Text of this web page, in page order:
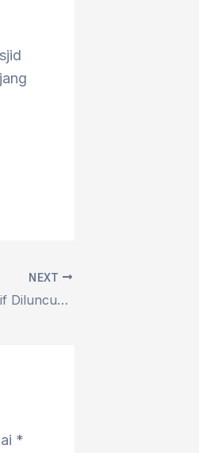
NEXT
Sekolah Rakyat Inovatif Diluncurkan, Akses Pendidikan Merata Untuk Semua Masyarakat Kurang Mampu
*